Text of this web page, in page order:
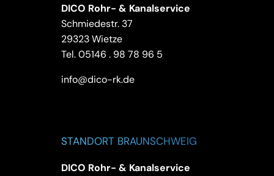
DICO Rohr- & Kanalservice
Schmiedestr. 37
29323 Wietze
Tel.05146 . 98 78 96 5
info@dico-rk.de
STANDORT BRAUNSCHWEIG
DICO Rohr- & Kanalservice